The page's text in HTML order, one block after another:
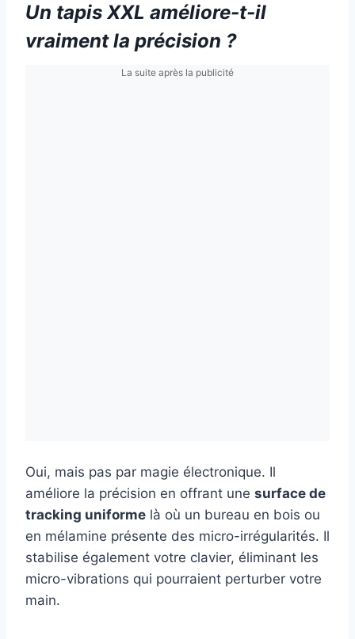
Un tapis XXL améliore-t-il
vraiment la précision ?
La suite après la publicité
Oui, mais pas par magie électronique. Il
améliore la précision en offrant une surface de
tracking uniforme là où un bureau en bois ou
en mélamine présente des micro-irrégularités. Il
stabilise également votre clavier, éliminant les
micro-vibrations qui pourraient perturber votre
main.